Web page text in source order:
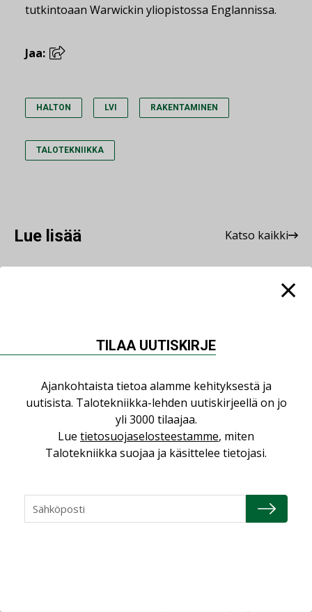
tutkintoaan Warwickin yliopistossa Englannissa.
Jaa:
HALTON LVI RAKENTAMINEN
TALOTEKNIIKKA
Lue lisää Katso kaikki
nopeasti kasvaneen
yrityksen
LEHDEN ARTIKKELIT
06.08.2026
Puutteellinen eristys
lisää lämpöhäviöitä
TILAA UUTISKIRJE
Ajankohtaista tietoa alamme kehityksestä ja
uutisista. Talotekniikka-lehden uutiskirjeellä on jo
yli 3000 tilaajaa.
Lue tietosuojaselosteestamme, miten
Talotekniikka suojaa ja käsittelee tietojasi.